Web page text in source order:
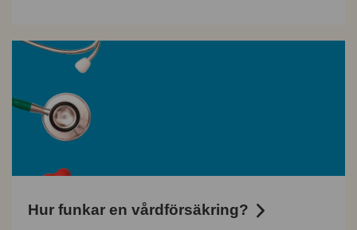
Hur funkar en vårdförsäkring?